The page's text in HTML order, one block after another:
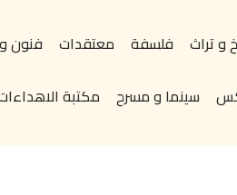
و تراث فلسفة معتقدات فنون
سينما و مسرح مكتبة